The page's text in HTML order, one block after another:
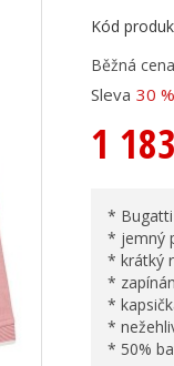
Kód
Běžná
Sleva 30 %
1
*
* jemný
* krátký
*
*
*
* 50%